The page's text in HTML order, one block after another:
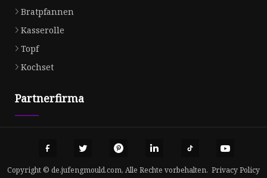
Bratpfannen
Kasserolle
Topf
Kochset
Partnerfirma
Copyright © de.jufengmould.com, Alle Rechte vorbehalten. Privacy Policy